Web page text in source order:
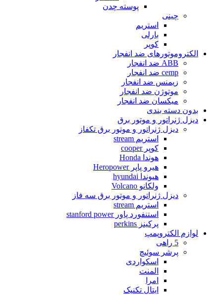
پوسته چدن
چینی
استریم
بارلی
کوپر
الکتروموتورهای ضد انفجار
ABB ضد انفجار
cemp ضد انفجار
زیمنس ضد انفجار
موتوژن ضد انفجار
میکسان ضد انفجار
بدون دسته بندی
دیزل ژنراتور و موتور برق
دیزل ژنراتور و موتور برق تکفاز
استریم stream
کوپر cooper
هوندا Honda
هیرو پاپر Heropower
هیوندا hyundai
ولکانو Volcano
دیزل ژنراتور و موتور برق سه فاز
استریم stream
استنفورد پاور stanford power
پرکینز perkins
لوازم الکتروپمپ
5 راهی
پرشر سوئیچ
اسکواردی
المنت
امرا
ایتال تکنیک